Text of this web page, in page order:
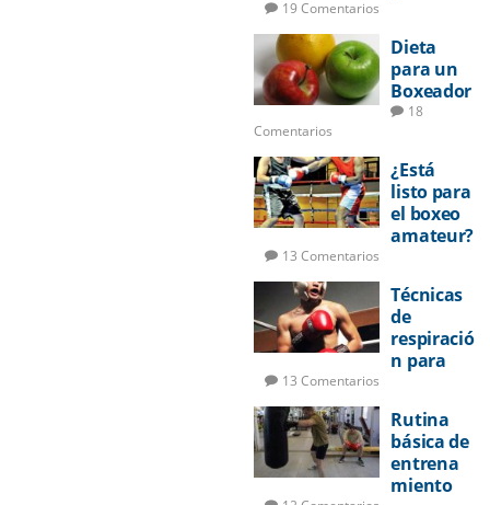
a boxear
19 Comentarios
Dieta
para un
Boxeador
18
Comentarios
¿Está
listo para
el boxeo
amateur?
13 Comentarios
Técnicas
de
respiració
n para
13 Comentarios
Rutina
básica de
entrena
miento